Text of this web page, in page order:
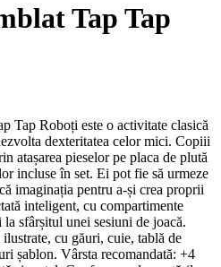
Tap Tap
Tap Roboți este o activitate clasică
dexteritatea celor mici. Copiii
atașarea pieselor pe placa de plută
incluse în set. Ei pot fie să urmeze
imaginația pentru a-și crea proprii
inteligent, cu compartimente
sfârșitul unei sesiuni de joacă.
cu găuri, cuie, tablă de
șablon. Vârsta recomandată: +4